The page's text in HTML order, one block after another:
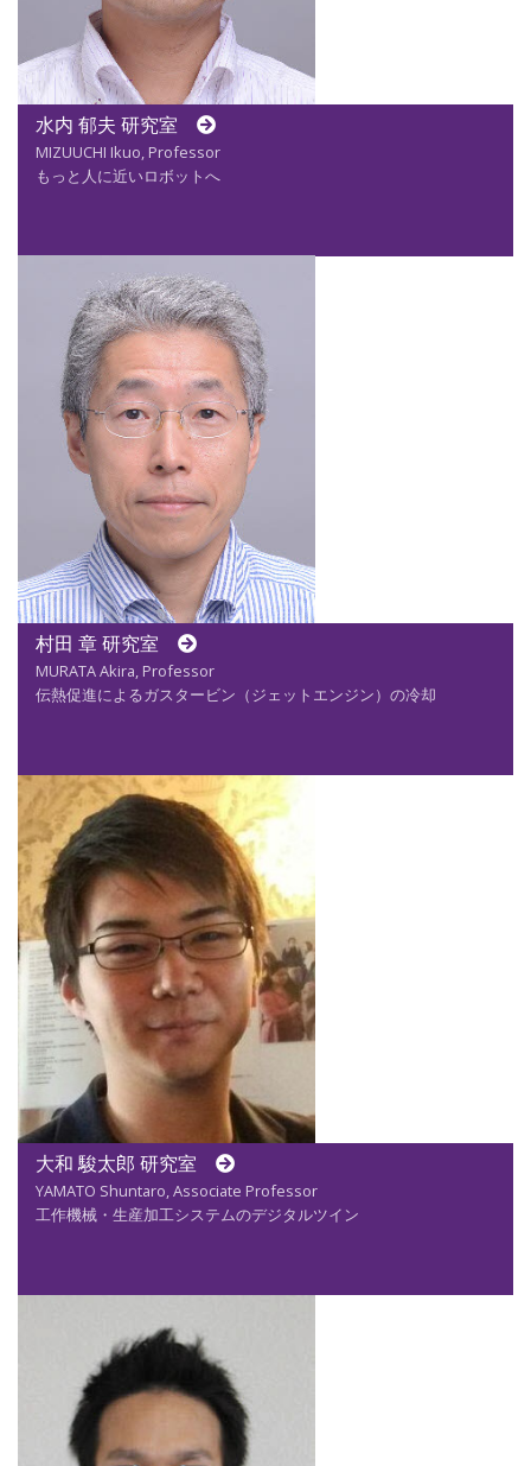
水内 郁夫 研究室
MIZUUCHI Ikuo, Professor
もっと人に近いロボットへ
村田 章 研究室
MURATA Akira, Professor
伝熱促進によるガスタービン（ジェットエンジン）の冷却
大和 駿太郎 研究室
YAMATO Shuntaro, Associate Professor
工作機械・生産加工システムのデジタルツイン